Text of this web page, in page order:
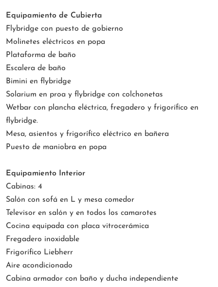
Equipamiento de Cubierta
Flybridge con puesto de gobierno
Molinetes eléctricos en popa
Plataforma de baño
Escalera de baño
Bimini en flybridge
Solarium en proa y flybridge con colchonetas
Wetbar con plancha eléctrica, fregadero y frigorífico en
flybridge.
Mesa, asientos y frigorífico eléctrico en bañera
Puesto de maniobra en popa
Equipamiento Interior
Cabinas: 4
Salón con sofá en L y mesa comedor
Televisor en salón y en todos los camarotes
Cocina equipada con placa vitrocerámica
Fregadero inoxidable
Frigorífico Liebherr
Aire acondicionado
Cabina armador con baño y ducha independiente